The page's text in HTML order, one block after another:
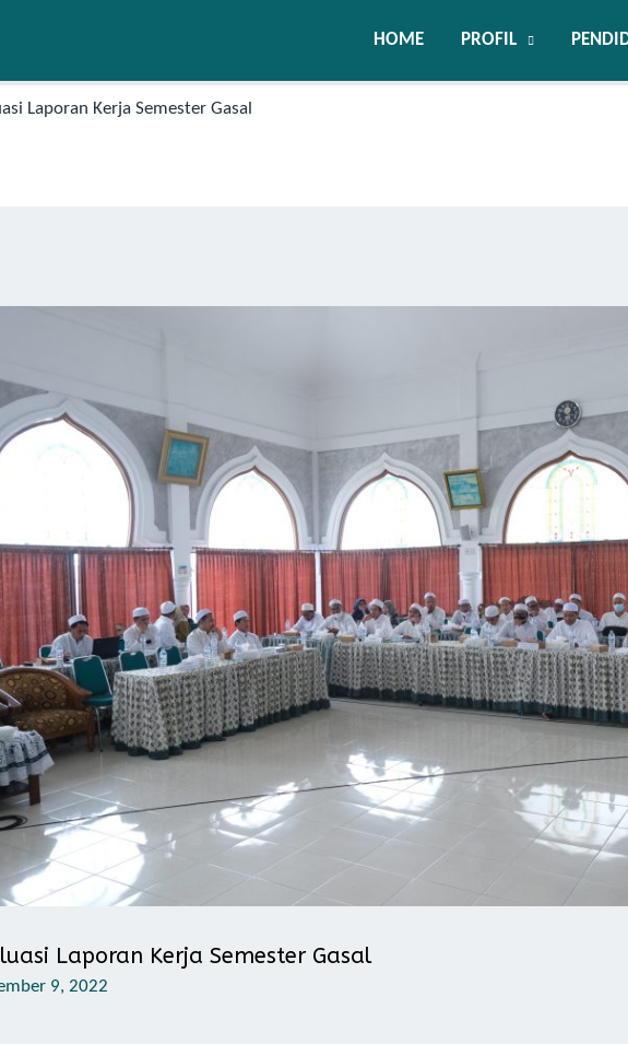
HOME PROFIL
Laporan Kerja Semester Gasal
Laporan Kerja Semester Gasal
9, 2022